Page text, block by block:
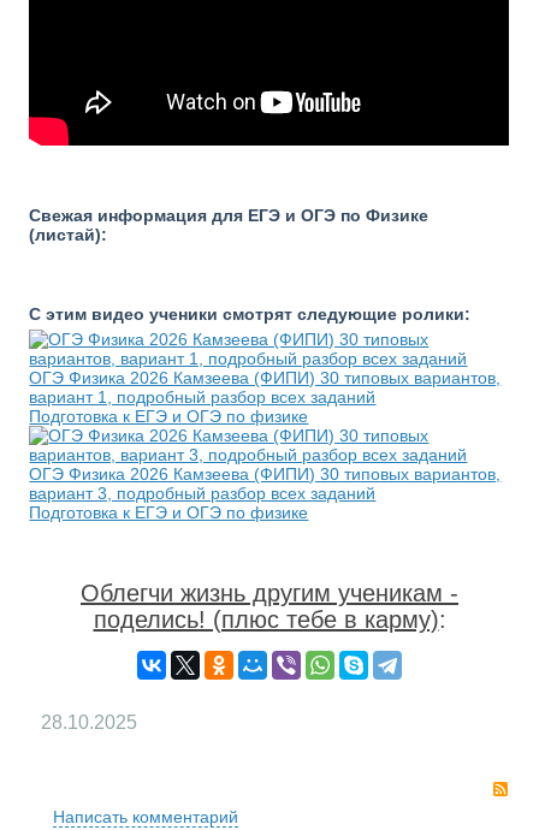
Свежая информация для ЕГЭ и ОГЭ по Физике
(листай):
С этим видео ученики смотрят следующие ролики:
ОГЭ Физика 2026 Камзеева (ФИПИ) 30 типовых вариантов,
вариант 1, подробный разбор всех заданий
Подготовка к ЕГЭ и ОГЭ по физике
ОГЭ Физика 2026 Камзеева (ФИПИ) 30 типовых вариантов,
вариант 3, подробный разбор всех заданий
Подготовка к ЕГЭ и ОГЭ по физике
Облегчи жизнь другим ученикам -
поделись! (плюс тебе в карму):
28.10.2025
Написать комментарий